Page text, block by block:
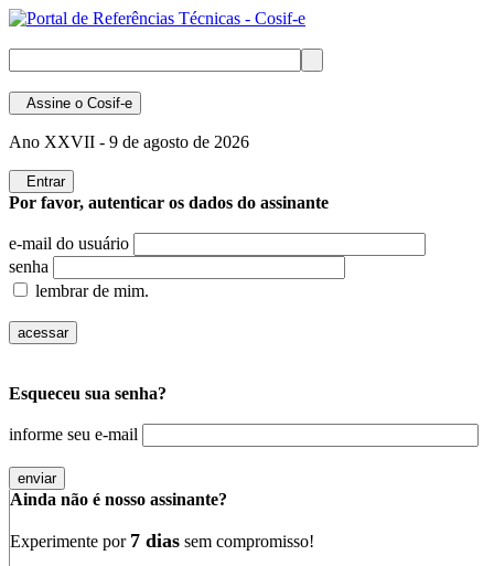
Assine o Cosif-e
Ano XXVII - 9 de agosto de 2026
Entrar
Por favor, autenticar os dados do assinante
e-mail do usuário
senha
lembrar de mim.
Esqueceu sua senha?
informe seu e-mail
Ainda não é nosso assinante?
Experimente por 7 dias sem compromisso!